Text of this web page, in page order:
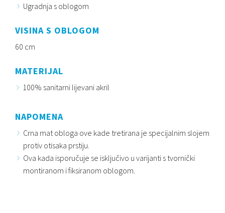
Ugradnja s oblogom
VISINA S OBLOGOM
60 cm
MATERIJAL
100% sanitarni lijevani akril
NAPOMENA
Crna mat obloga ove kade tretirana je specijalnim slojem
protiv otisaka prstiju.
Ova kada isporučuje se isključivo u varijanti s tvornički
montiranom i fiksiranom oblogom.